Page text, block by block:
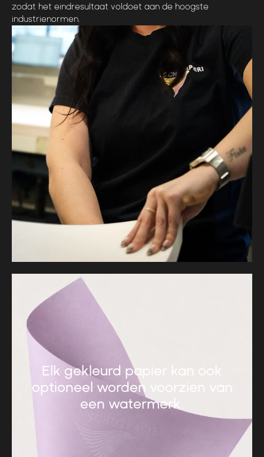
zodat het eindresultaat voldoet aan de hoogste
industrienormen.
Elk gekleurd papier kan ook
optioneel worden voorzien van
een watermerk.